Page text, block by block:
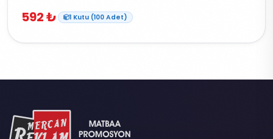
592 ₺ 1 Kutu (100 Adet)